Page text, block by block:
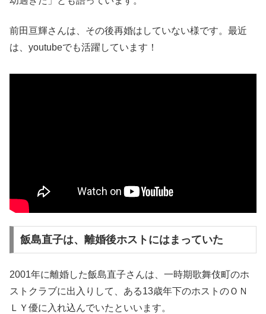
前田亘輝さんは、その後再婚はしていない様です。最近
は、youtubeでも活躍しています！
飯島直子は、離婚後ホストにはまっていた
2001年に離婚した飯島直子さんは、一時期歌舞伎町のホ
ストクラブに出入りして、ある13歳年下のホストのＯＮ
ＬＹ優に入れ込んでいたといいます。